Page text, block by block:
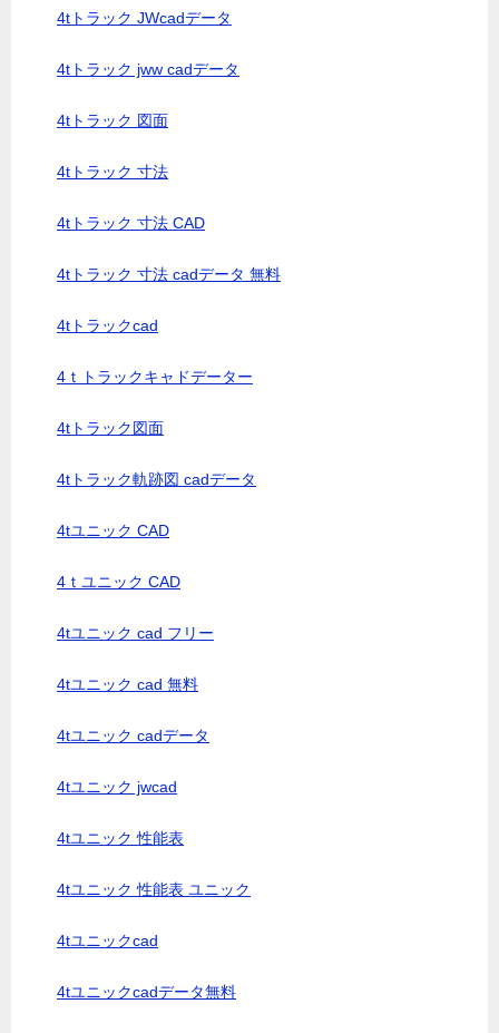
4tトラック JWcadデータ
4tトラック jww cadデータ
4tトラック 図面
4tトラック 寸法
4tトラック 寸法 CAD
4tトラック 寸法 cadデータ 無料
4tトラックcad
4ｔトラックキャドデーター
4tトラック図面
4tトラック軌跡図 cadデータ
4tユニック CAD
4ｔユニック CAD
4tユニック cad フリー
4tユニック cad 無料
4tユニック cadデータ
4tユニック jwcad
4tユニック 性能表
4tユニック 性能表 ユニック
4tユニックcad
4tユニックcadデータ無料